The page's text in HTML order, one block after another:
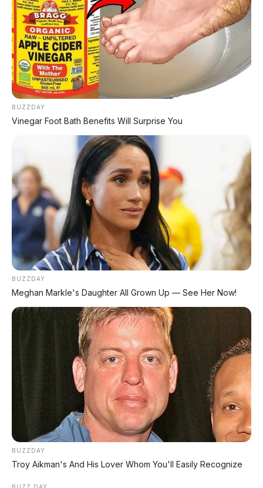
FACEBOOK KAMI
Anugerah Perdana Motor Bali
Ikuti kami untuk update stok unit dan berita otomotif harian.
BUZZDAY
Vinegar Foot Bath Benefits Will Surprise You
BUZZDAY
Meghan Markle's Daughter All Grown Up — See Her Now!
BUZZDAY
Troy Aikman's And His Lover Whom You'll Easily Recognize